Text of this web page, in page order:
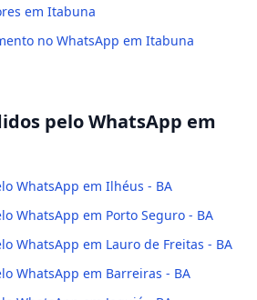
em Itabuna
no WhatsApp em Itabuna
pelo WhatsApp em
WhatsApp em Ilhéus - BA
WhatsApp em Porto Seguro - BA
WhatsApp em Lauro de Freitas - BA
WhatsApp em Barreiras - BA